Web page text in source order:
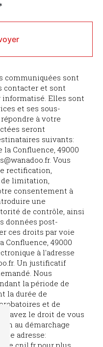
communiquées sont
contacter et sont
Elles sont
et ses sous-
à votre
seront
suivants:
la Confluence, 49000
Vous
rectification,
de limitation,
consentement à
une
de contrôle, ainsi
données post-
ces droits par voie
Confluence, 49000
à l'adresse
Un justificatif
Nous
la période de
la durée de
et de
avez le droit de vous
au démarchage
adresse: